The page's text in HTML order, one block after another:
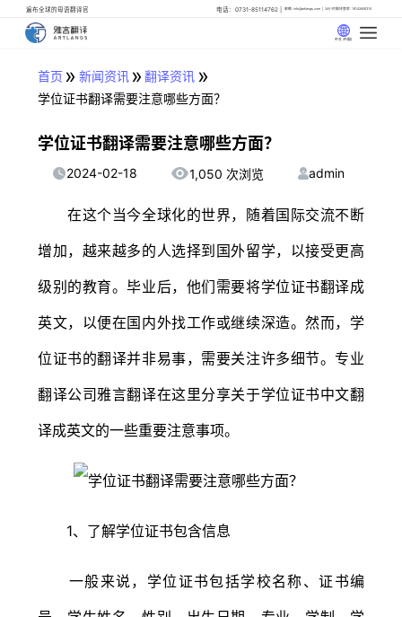
遍布全球的母语翻译官 电话：0731-85114762 邮箱: info@artlangs.com 24小时翻译管家: 18142666316
中文 (中国)
首页 » 新闻资讯» 翻译资讯 »
学位证书翻译需要注意哪些方面？
学位证书翻译需要注意哪些方面？
2024-02-18 1,050 次浏览 admin
在这个当今全球化的世界，随着国际交流不断
增加，越来越多的人选择到国外留学，以接受更高
级别的教育。毕业后，他们需要将学位证书翻译成
英文，以便在国内外找工作或继续深造。然而，学
位证书的翻译并非易事，需要关注许多细节。专业
翻译公司雅言翻译在这里分享关于学位证书中文翻
译成英文的一些重要注意事项。
1、了解学位证书包含信息
一般来说，学位证书包括学校名称、证书编